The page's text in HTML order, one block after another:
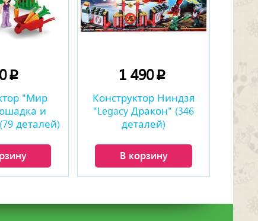
p
"Мир
и
деталей)
1 490p
Конструктор Ниндзя
"Legacy Дракон" (346
деталей)
В корзину